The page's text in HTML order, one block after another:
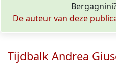
De auteur van deze
Tijdbalk Andrea